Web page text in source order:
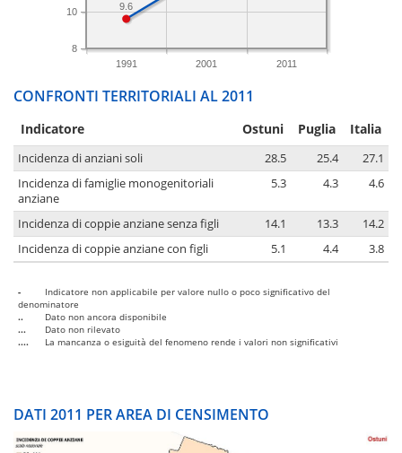
1991 2001 2011
8
10 9.6
CONFRONTI TERRITORIALI AL 2011
Indicatore Ostuni Puglia Italia
Incidenza di anziani soli 28.5 25.4
27.1
Incidenza di famiglie monogenitoriali
anziane
5.3 4.3 4.6
Incidenza di coppie anziane senza figli 14.1 13.3
14.2
Incidenza di coppie anziane con figli
5.1 4.4 3.8
-
Indicatore non applicabile per valore nullo o poco significativo del
denominatore
..
Dato non ancora disponibile
...
Dato non rilevato
....
La mancanza o esiguità del fenomeno rende i valori non significativi
DATI 2011 PER AREA DI CENSIMENTO